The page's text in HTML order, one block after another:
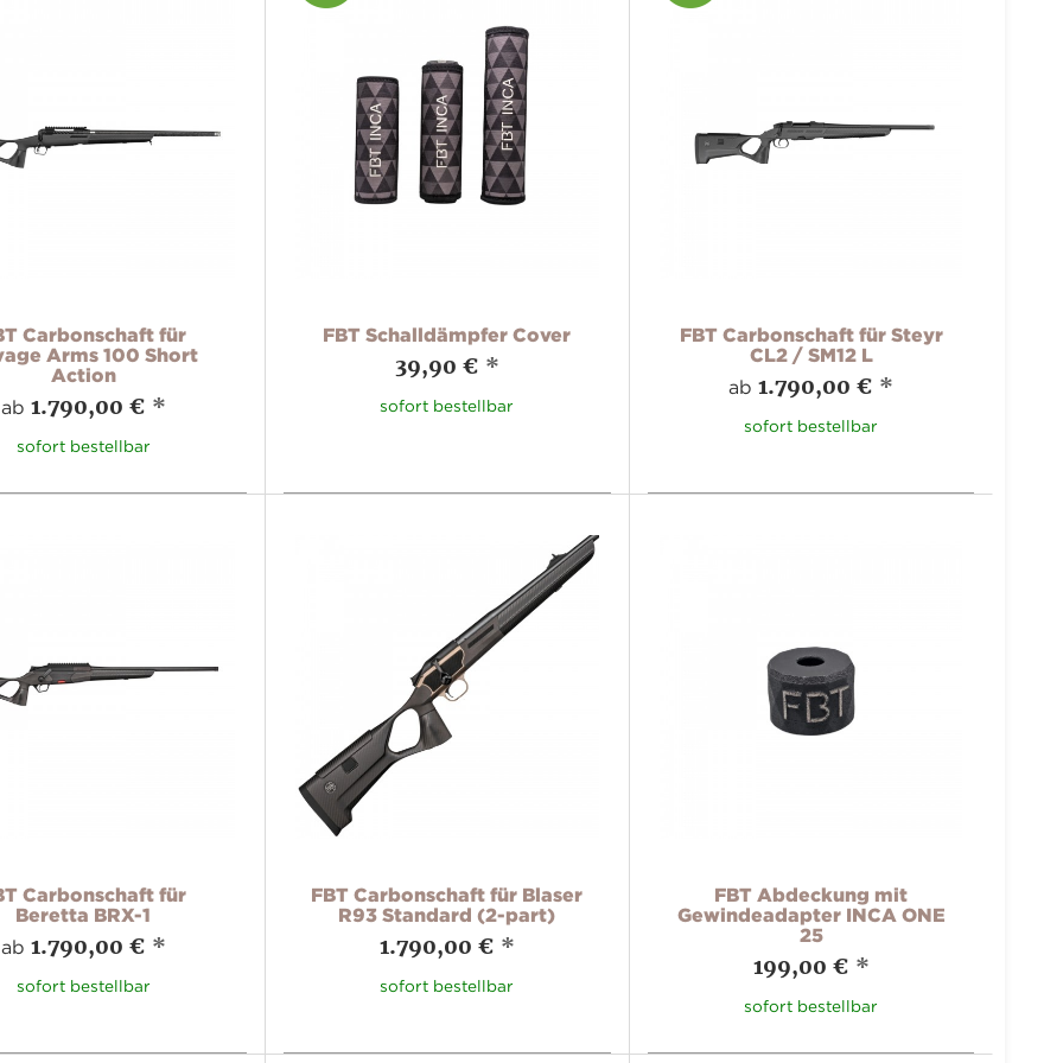
Carbonschaft für
Arms 100 Short
Action
ab 1.790,00 € *
sofort bestellbar
FBT Schalldämpfer Cover
39,90 € *
sofort bestellbar
FBT Carbonschaft für Steyr
CL2 / SM12 L
ab 1.790,00 € *
sofort bestellbar
Carbonschaft für
Beretta BRX-1
ab 1.790,00 € *
sofort bestellbar
FBT Carbonschaft für Blaser
R93 Standard (2-part)
1.790,00 € *
sofort bestellbar
FBT Abdeckung mit
Gewindeadapter INCA ONE
25
199,00 € *
sofort bestellbar